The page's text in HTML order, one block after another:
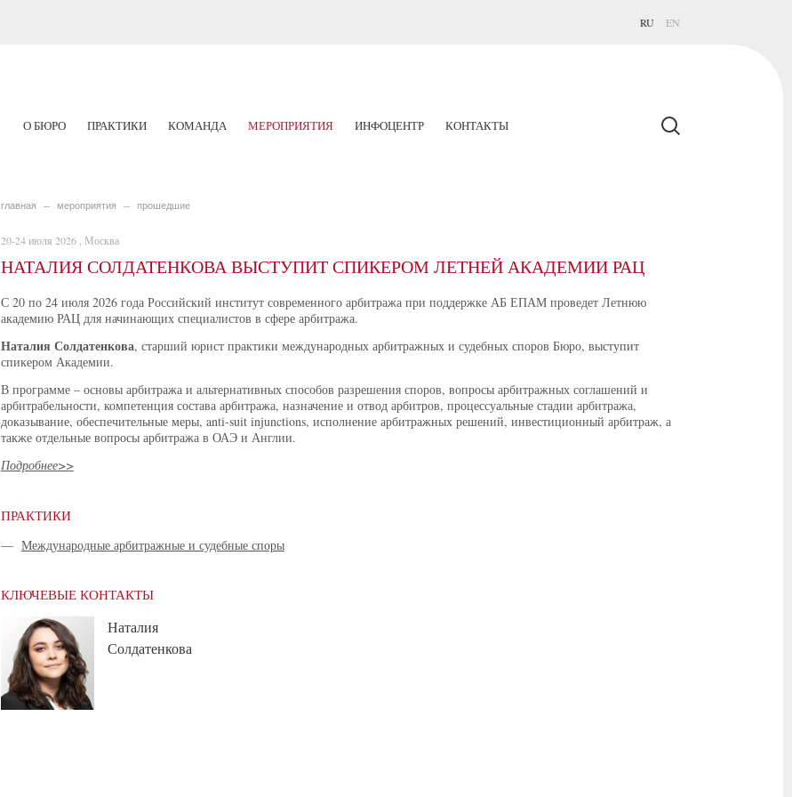
RU EN
О БЮРО ПРАКТИКИ КОМАНДА МЕРОПРИЯТИЯ ИНФОЦЕНТР КОНТАКТЫ
главная мероприятия прошедшие
20-24 июля 2026 , Москва
НАТАЛИЯ СОЛДАТЕНКОВА ВЫСТУПИТ СПИКЕРОМ ЛЕТНЕЙ АКАДЕМИИ РАЦ
С 20 по 24 июля 2026 года Российский институт современного арбитража при поддержке АБ ЕПАМ проведет Летнюю
академию РАЦ для начинающих специалистов в сфере арбитража.
Наталия Солдатенкова, старший юрист практики международных арбитражных и судебных споров Бюро, выступит
спикером Академии.
В программе – основы арбитража и альтернативных способов разрешения споров, вопросы арбитражных соглашений и
арбитрабельности, компетенция состава арбитража, назначение и отвод арбитров, процессуальные стадии арбитража,
доказывание, обеспечительные меры, anti-suit injunctions, исполнение арбитражных решений, инвестиционный арбитраж, а
также отдельные вопросы арбитража в ОАЭ и Англии.
Подробнее>>
ПРАКТИКИ
— Международные арбитражные и судебные споры
КЛЮЧЕВЫЕ КОНТАКТЫ
Наталия
Солдатенкова